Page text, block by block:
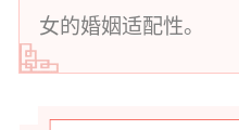
女的婚姻适配性。